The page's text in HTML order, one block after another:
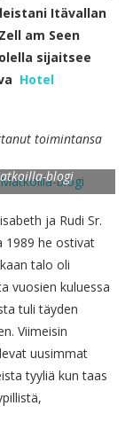
Itävallan
am Seen
sijaitsee
Hotel
toimintansa
blogi
ja Rudi Sr.
1989 he ostivat
talo oli
vuosien kuluessa
tuli täyden
Viimeisin
uusimmat
tyyliä kun taas